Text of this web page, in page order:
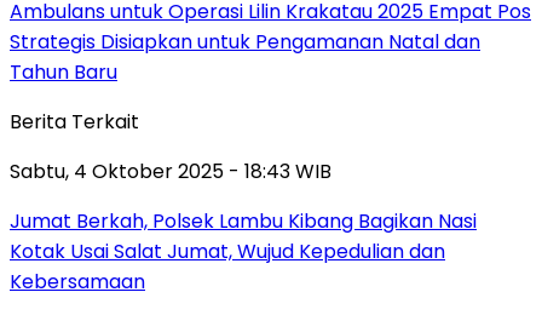
Ambulans untuk Operasi Lilin Krakatau 2025 Empat Pos
Strategis Disiapkan untuk Pengamanan Natal dan
Tahun Baru
Berita Terkait
Sabtu, 4 Oktober 2025 - 18:43 WIB
Jumat Berkah, Polsek Lambu Kibang Bagikan Nasi
Kotak Usai Salat Jumat, Wujud Kepedulian dan
Kebersamaan